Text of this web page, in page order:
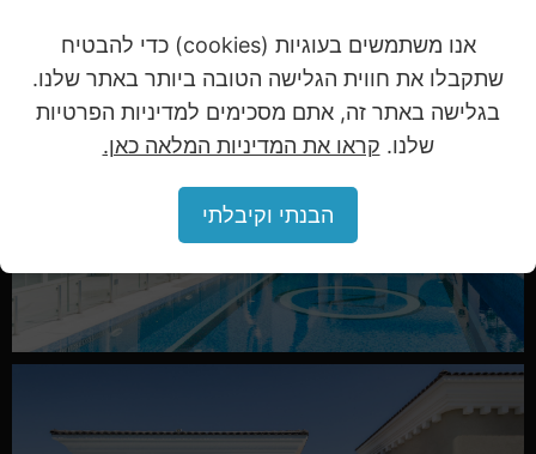
אנו משתמשים בעוגיות (cookies) כדי להבטיח
שתקבלו את חווית הגלישה הטובה ביותר באתר שלנו.
בגלישה באתר זה, אתם מסכימים למדיניות הפרטיות
שלנו. קראו את המדיניות המלאה כאן.
הבנתי וקיבלתי